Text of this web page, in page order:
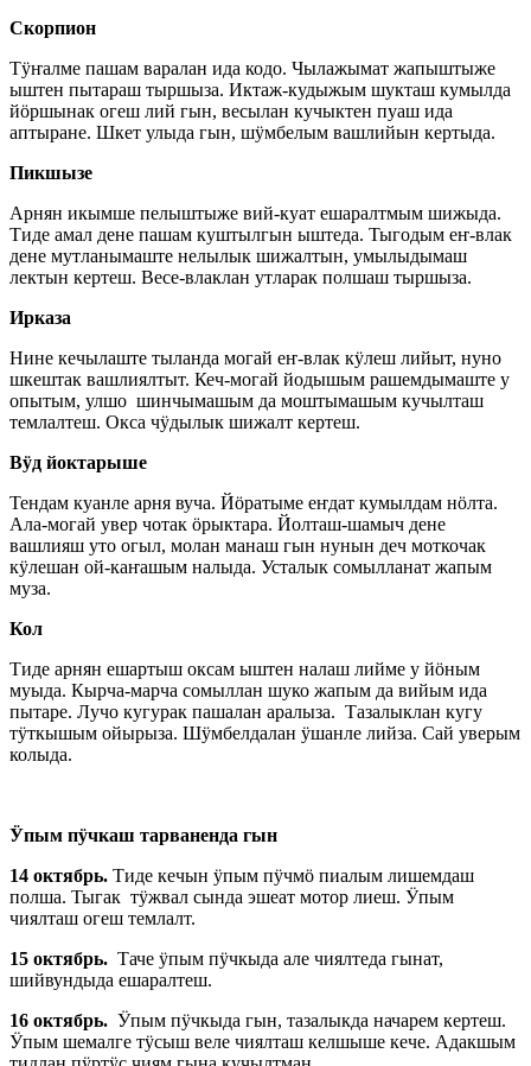
Скорпион
Тӱҥалме пашам варалан ида кодо. Чылажымат жапыштыже
ыштен пытараш тыршыза. Иктаж-кудыжым шукташ кумылда
йӧршынак огеш лий гын, весылан кучыктен пуаш ида
аптыране. Шкет улыда гын, шӱмбелым вашлийын кертыда.
Пикшызе
Арнян икымше пелыштыже вий-куат ешаралтмым шижыда.
Тиде амал дене пашам куштылгын ыштеда. Тыгодым еҥ-влак
дене мутланымаште нелылык шижалтын, умылыдымаш
лектын кертеш. Весе-влаклан утларак полшаш тыршыза.
Ирказа
Нине кечылаште тыланда могай еҥ-влак кӱлеш лийыт, нуно
шкештак вашлиялтыт. Кеч-могай йодышым рашемдымаште у
опытым, улшо шинчымашым да моштымашым кучылташ
темлалтеш. Окса чӱдылык шижалт кертеш.
Вӱд йоктарыше
Тендам куанле арня вуча. Йӧратыме еҥдат кумылдам нӧлта.
Ала-могай увер чотак ӧрыктара. Йолташ-шамыч дене
вашлияш уто огыл, молан манаш гын нунын деч моткочак
кӱлешан ой-каҥашым налыда. Усталык сомылланат жапым
муза.
Кол
Тиде арнян ешартыш оксам ыштен налаш лийме у йӧным
муыда. Кырча-марча сомыллан шуко жапым да вийым ида
пытаре. Лучо кугурак пашалан аралыза. Тазалыклан кугу
тӱткышым ойырыза. Шӱмбелдалан ӱшанле лийза. Сай уверым
колыда.
Ӱпым пӱчкаш тарваненда гын
14 октябрь. Тиде кечын ӱпым пӱчмӧ пиалым лишемдаш
полша. Тыгак тӱжвал сында эшеат мотор лиеш. Ӱпым
чиялташ огеш темлалт.
15 октябрь. Таче ӱпым пӱчкыда але чиялтеда гынат,
шийвундыда ешаралтеш.
16 октябрь. Ӱпым пӱчкыда гын, тазалыкда начарем кертеш.
Ӱпым шемалге тӱсыш веле чиялташ келшыше кече. Адакшым